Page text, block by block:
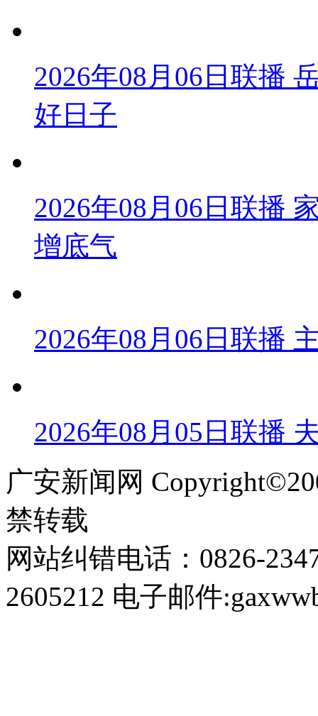
2026年08月06日联播
好日子
2026年08月06日联播
增底气
2026年08月06日联播
2026年08月05日联播
广安新闻网
禁转载
网站纠错电话：0826-
2605212 电子邮件